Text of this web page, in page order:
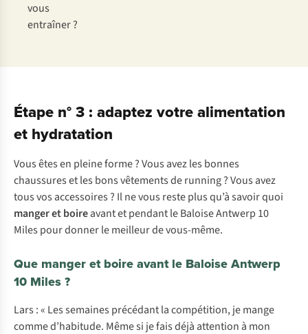
vous
entraîner ?
Étape n° 3 : adaptez votre alimentation
et hydratation
Vous êtes en pleine forme ? Vous avez les bonnes
chaussures et les bons vêtements de running ? Vous avez
tous vos accessoires ? Il ne vous reste plus qu’à savoir quoi
manger et boireavant et pendant le Baloise Antwerp 10
Miles pour donner le meilleur de vous-même.
Que manger et boire avant le Baloise Antwerp
10 Miles ?
Lars : « Les semaines précédant la compétition, je mange
comme d’habitude. Même si je fais déjà attention à mon